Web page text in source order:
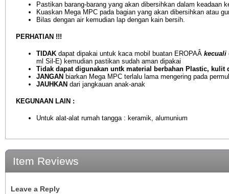
Pastikan barang-barang yang akan dibersihkan dalam keadaan
Kuaskan Mega MPC pada bagian yang akan dibersihkan atau
Bilas dengan air kemudian lap dengan kain bersih.
PERHATIAN !!!
TIDAK dapat dipakai untuk kaca mobil buatan EROPAÂ kecuali
ml Sil-E) kemudian pastikan sudah aman dipakai
Tidak dapat digunakan untk material berbahan Plastic, kulit
JANGAN biarkan Mega MPC terlalu lama mengering pada
JAUHKAN dari jangkauan anak-anak
KEGUNAAN LAIN :
Untuk alat-alat rumah tangga : keramik, alumunium
Item Reviews
Leave a Reply